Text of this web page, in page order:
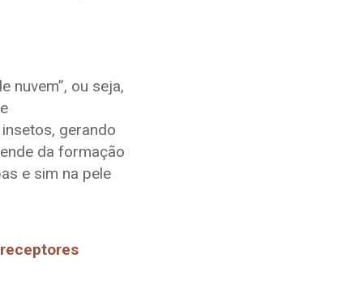
nuvem”, ou seja,
gerando
da formação
e sim na pele